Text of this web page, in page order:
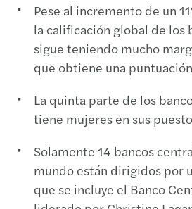
Pese al incremento de un
la calificación global de los
sigue teniendo mucho
que obtiene una
La quinta parte de los
tiene mujeres en sus
Solamente 14 bancos
mundo están dirigidos por
que se incluye el Banco